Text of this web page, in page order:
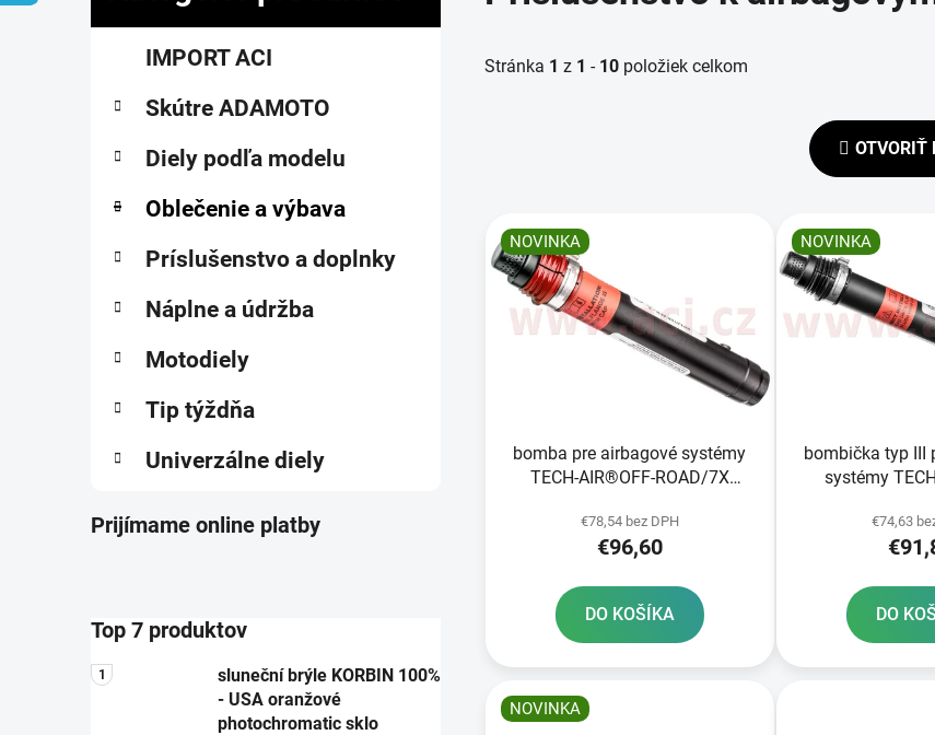
č
kategórieIMPORT ACI
Skútre ADAMOTO
Diely podľa modelu
Oblečenie a výbava
Príslušenstvo a doplnky
Náplne a údržba
Motodiely
Tip týždňa
Univerzálne diely
Prijímame online platby
Top 7 produktov
sluneční brýle KORBIN 100%
- USA oranžové
photochromatic sklo
Stránka 1 z 1 - 10 položiek celkom
OTVORIŤ
ý
p
NOVINKA
bomba pre airbagové systémy
TECH-AIR®OFF-ROAD/7X
€78,54 bez DPH
€96,60
DO KOŠÍKA
NOVINKA
bombička typ III
systémy
€74,63
DO
NOVINKA